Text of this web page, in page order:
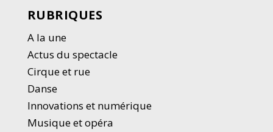
RUBRIQUES
A la une
Actus du spectacle
Cirque et rue
Danse
Innovations et numérique
Musique et opéra